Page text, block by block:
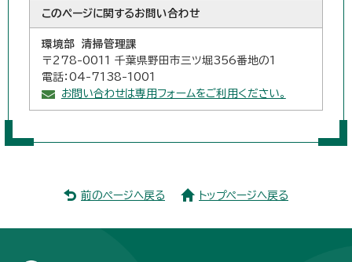
このページに関するお問い合わせ
環境部 清掃管理課
〒278-0011 千葉県野田市三ツ堀356番地の1
電話：04-7138-1001
お問い合わせは専用フォームをご利用ください。
前のページへ戻る トップページへ戻る